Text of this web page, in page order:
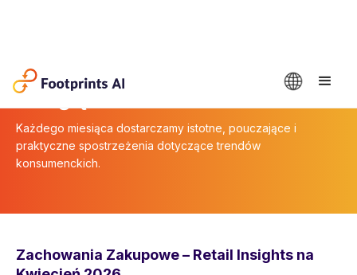
Przegląd konsumencki
Każdego miesiąca dostarczamy istotne, pouczające i
praktyczne spostrzeżenia dotyczące trendów
konsumenckich.
Zachowania Zakupowe – Retail Insights na